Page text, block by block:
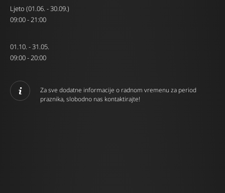
Ljeto (01.06. - 30.09.)
09:00 - 21:00
01.10. - 31.05.
09:00 - 20:00
Za sve dodatne informacije o radnom vremenu za period
praznika, slobodno nas kontaktirajte!